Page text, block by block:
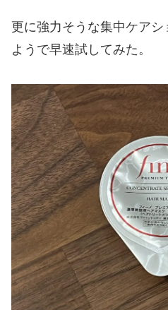
更に強力そうな集中ケア
ようで早速試してみた。